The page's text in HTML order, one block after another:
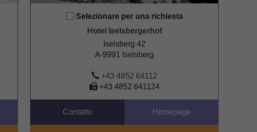
Selezionare per una richiesta
Hotel Iselsbergerhof
Iselsberg 42
A-9991 Iselsberg
+43 4852 64112
+43 4852 641124
Contatto Homepage